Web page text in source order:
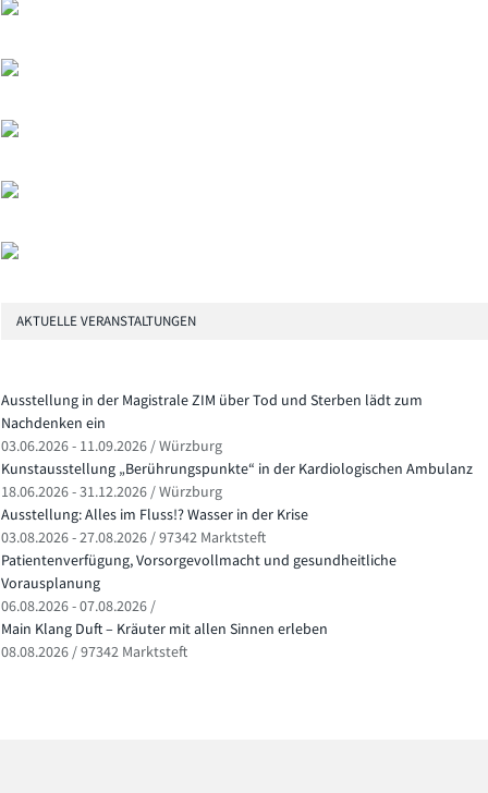
AKTUELLE VERANSTALTUNGEN
Ausstellung in der Magistrale ZIM über Tod und Sterben lädt zum
Nachdenken ein
03.06.2026 - 11.09.2026 / Würzburg
Kunstausstellung „Berührungspunkte“ in der Kardiologischen Ambulanz
18.06.2026 - 31.12.2026 / Würzburg
Ausstellung: Alles im Fluss!? Wasser in der Krise
03.08.2026 - 27.08.2026 / 97342 Marktsteft
Patientenverfügung, Vorsorgevollmacht und gesundheitliche
Vorausplanung
06.08.2026 - 07.08.2026 /
Main Klang Duft – Kräuter mit allen Sinnen erleben
08.08.2026 / 97342 Marktsteft